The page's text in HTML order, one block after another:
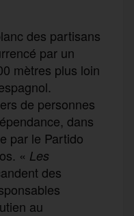
des partisans
par un
mètres plus loin
de personnes
dans
par le Partido
« Les
des
au